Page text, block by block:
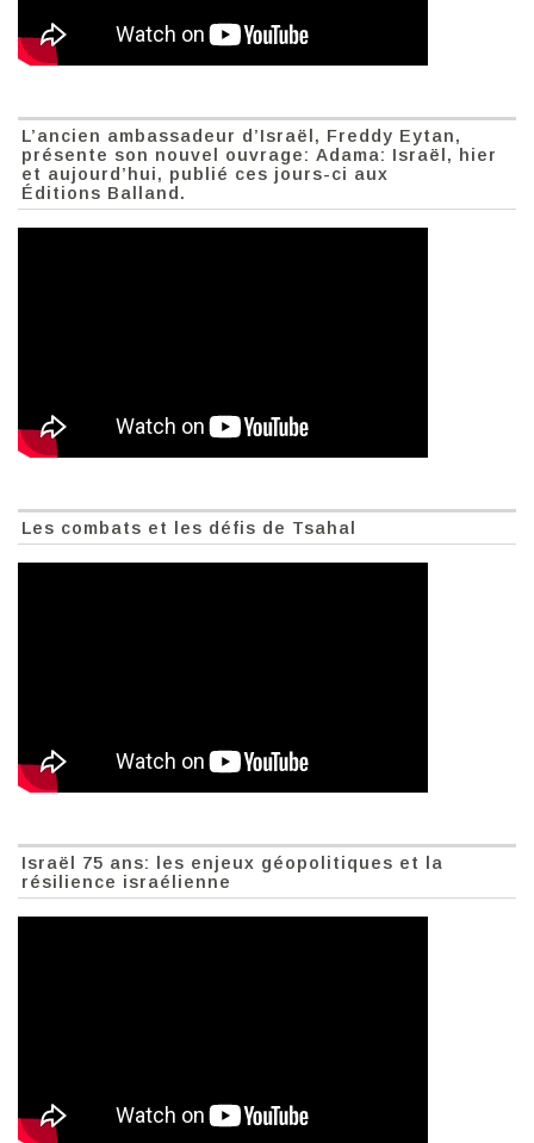
L’ancien ambassadeur d’Israël, Freddy Eytan,
présente son nouvel ouvrage: Adama: Israël, hier
et aujourd’hui, publié ces jours-ci aux
Éditions Balland.
Les combats et les défis de Tsahal
Israël 75 ans: les enjeux géopolitiques et la
résilience israélienne